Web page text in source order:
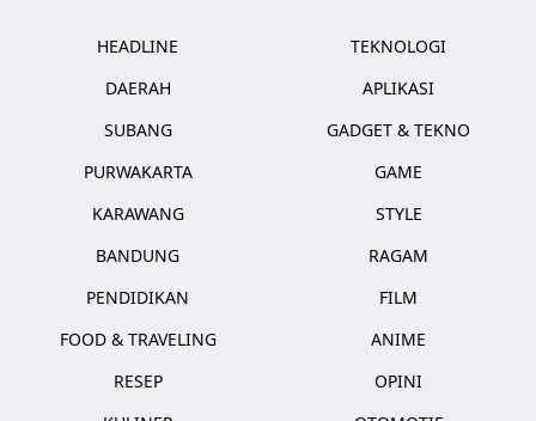
HEADLINE
DAERAH
SUBANG
PURWAKARTA
KARAWANG
BANDUNG
PENDIDIKAN
FOOD & TRAVELING
RESEP
TEKNOLOGI
APLIKASI
GADGET & TEKNO
GAME
STYLE
RAGAM
FILM
ANIME
OPINI